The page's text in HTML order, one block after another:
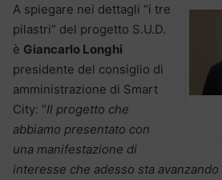
A spiegare nei dettagli “i tre
pilastri” del progetto S.U.D.
è Giancarlo Longhi
presidente del consiglio di
amministrazione di Smart
City: “Il progetto che
abbiamo presentato con
una manifestazione di
interesse che adesso sta